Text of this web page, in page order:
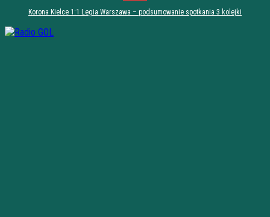
Korona Kielce 1:1 Legia Warszawa – podsumowanie spotkania 3 kolejki